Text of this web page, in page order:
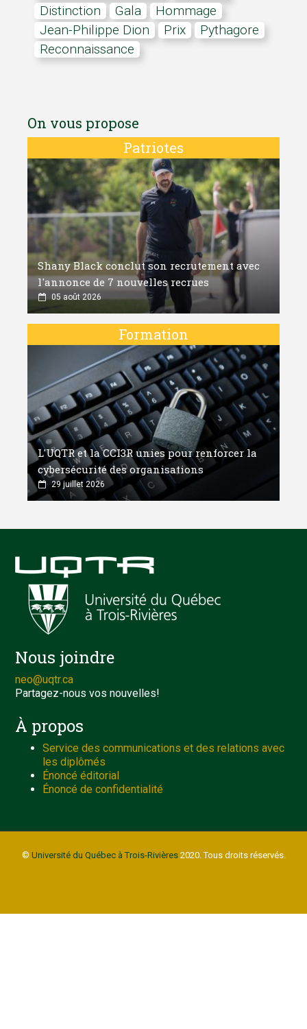
distinction
gala
hommage
Jean-Philippe Dion
prix
Pythagore
reconnaissance
On vous propose
Patriotes
Shany Black conclut son recrutement avec
l'annonce de 7 nouvelles recrues
05 août 2026
Formation
L'UQTR et la CCI3R unies pour renforcer la
cybersécurité des organisations
29 juillet 2026
Nous joindre
neo@uqtr.ca
Partagez-nous vos nouvelles!
À propos
Service des communications et des relations avec
les diplômés
Énoncé éditorial
Énoncé de confidentialité
© Université du Québec à Trois-Rivières2020. Tous droits réservés.